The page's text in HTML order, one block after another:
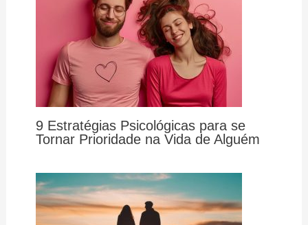
9 Estratégias Psicológicas para se
Tornar Prioridade na Vida de Alguém